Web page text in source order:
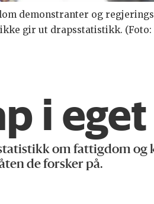
demonstranter og
gir ut drapsstatistikk. (Foto:
i
om fattigdom
de forsker på.